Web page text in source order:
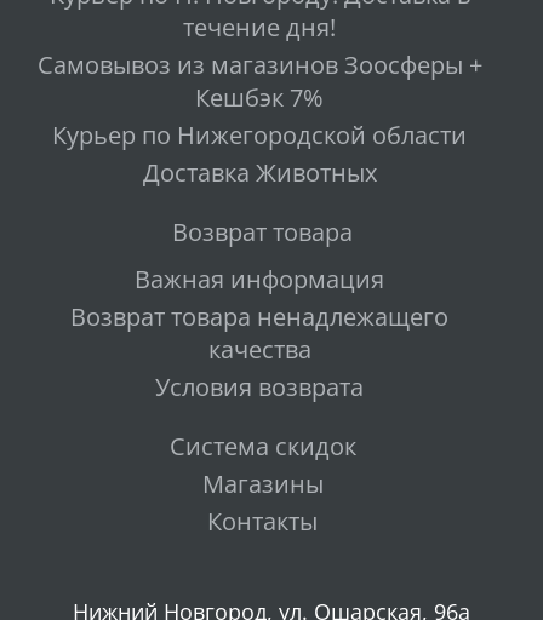
течение дня!
Самовывоз из магазинов Зоосферы +
Кешбэк 7%
Курьер по Нижегородской области
Доставка Животных
Возврат товара
Важная информация
Возврат товара ненадлежащего
качества
Условия возврата
Система скидок
Магазины
Контакты
Нижний Новгород, ул. Ошарская, 96а